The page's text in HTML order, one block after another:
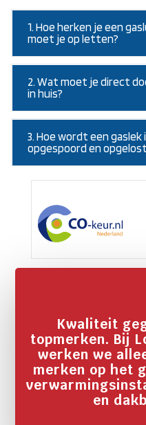
1. Hoe herken je een
moet je op letten?
2. Wat moet je direct
in huis?
3. Hoe wordt een
opgespoord en
Kwaliteit
topmerken. Bij
werken we
merken op het
en